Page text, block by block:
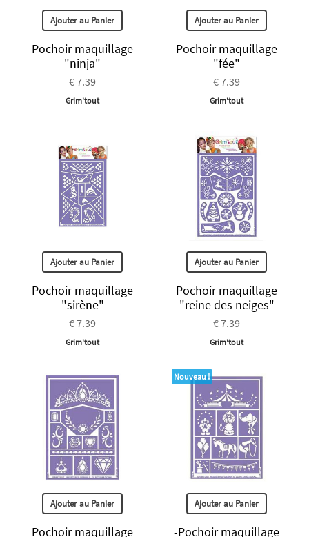
Ajouter au Panier
Pochoir maquillage
"ninja"
€ 7.39
Grim'tout
Ajouter au Panier
Pochoir maquillage
"fée"
€ 7.39
Grim'tout
Ajouter au Panier
Pochoir maquillage
"sirène"
€ 7.39
Grim'tout
Ajouter au Panier
Pochoir maquillage
"reine des neiges"
€ 7.39
Grim'tout
Ajouter au Panier
Pochoir maquillage
Nouveau !
Ajouter au Panier
-Pochoir maquillage